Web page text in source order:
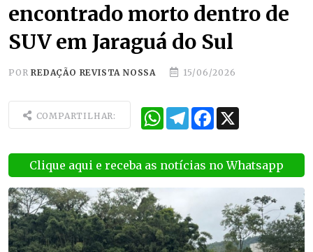
encontrado morto dentro de
SUV em Jaraguá do Sul
PORREDAÇÃO REVISTA NOSSA 15/06/2026
COMPARTILHAR: WhatsApp
TelegramFacebook
Clique aqui e receba as notícias no Whatsapp